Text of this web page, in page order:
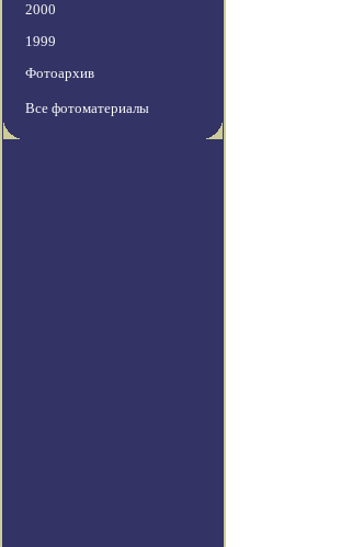
2000
1999
Фотоархив
Все фотоматериалы